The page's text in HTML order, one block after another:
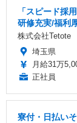
「スピード採
研修充実/福利
株式会社Tetote
埼玉県
月給31万
正社員
寮付・日払い